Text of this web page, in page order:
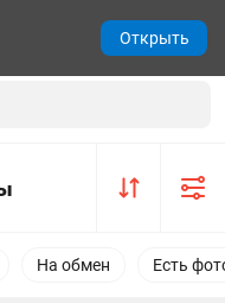
На обмен Есть
Открыть